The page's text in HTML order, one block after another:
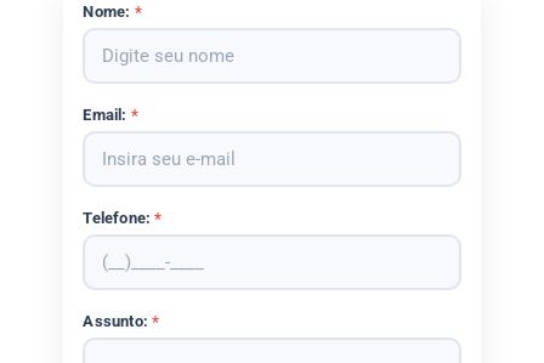
Nome: *
Email: *
Telefone:*
Assunto:*